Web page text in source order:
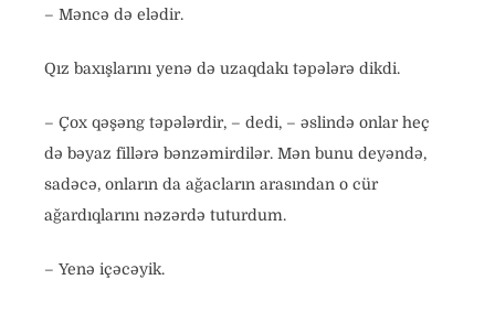
– Məncə də elədir.
Qız baxışlarını yenə də uzaqdakı təpələrə dikdi.
– Çox qəşəng təpələrdir, – dedi, – əslində onlar heç
də bəyaz fillərə bənzəmirdilər. Mən bunu deyəndə,
sadəcə, onların da ağacların arasından o cür
ağardıqlarını nəzərdə tuturdum.
– Yenə içəcəyik.